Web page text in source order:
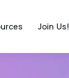
Join Us!